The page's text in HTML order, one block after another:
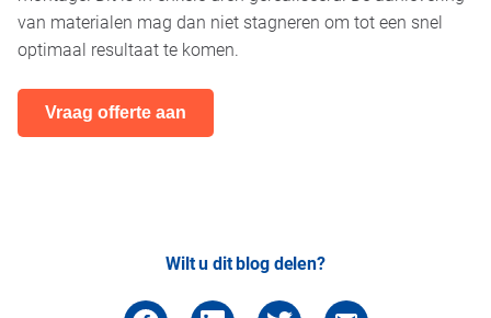
van materialen mag dan niet stagneren om tot een snel
optimaal resultaat te komen.
Vraag offerte aan
Wilt u dit blog delen?